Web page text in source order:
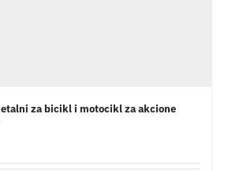
za bicikl i motocikl za akcione